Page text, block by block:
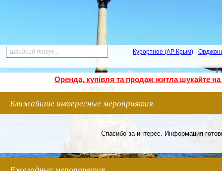
Швидкий пошук... Курортное (АР Крым)
Оренда, купівля та продаж житла шукайте на
Ближайшие интересные мероприятия
Спасибо за интерес. Информация